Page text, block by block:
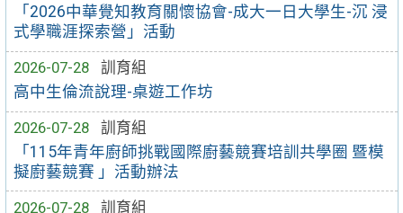
「2026中華覺知教育關懷協會-成大一日大學生-沉 浸
式學職涯探索營」活動
2026-07-28
訓育組
高中生倫流說理-桌遊工作坊
2026-07-28
訓育組
「115年青年廚師挑戰國際廚藝競賽培訓共學圈 暨模
擬廚藝競賽 」活動辦法
2026-07-28
訓育組